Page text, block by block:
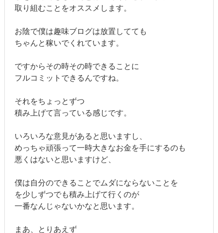
取り組むことをオススメします。
お陰で僕は趣味ブログは放置してても
ちゃんと稼いでくれています。
ですからその時その時できることに
フルコミットできるんですね。
それをちょっとずつ
積み上げて言っている感じです。
いろいろな意見があると思いますし、
めっちゃ頑張って一時大きなお金を手にするのも
悪くはないと思いますけど、
僕は自分のできることでムダにならないことを
を少しずつでも積み上げて行くのが
一番なんじゃないかなと思います。
まあ、とりあえず